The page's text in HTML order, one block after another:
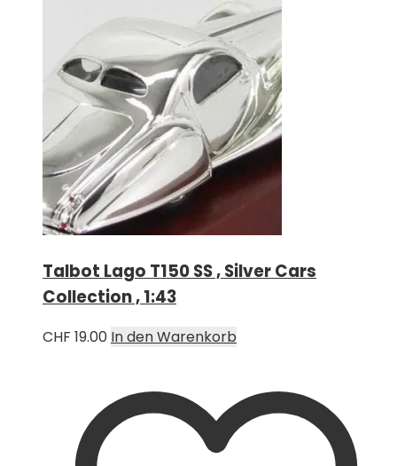
Talbot Lago T150 SS , Silver Cars
Collection , 1:43
CHF 19.00 In den Warenkorb